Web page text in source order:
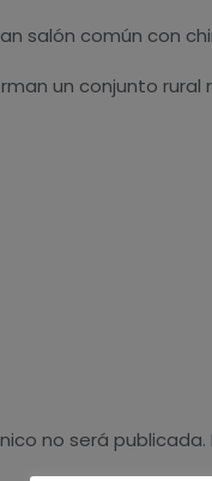
salón común con
un conjunto
no será publicada.